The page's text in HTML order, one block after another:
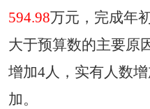
594.98万元，完成年
大于预算数的主要原
增加4人，实有人数
加。